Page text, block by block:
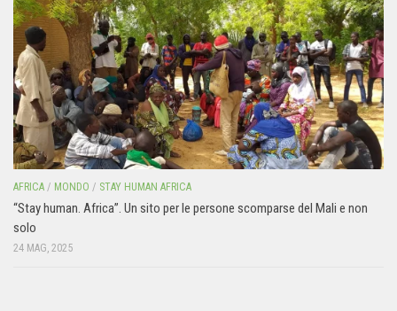
AFRICA / MONDO / STAY HUMAN AFRICA
“Stay human. Africa”. Un sito per le persone scomparse del Mali e non
solo
24 MAG, 2025